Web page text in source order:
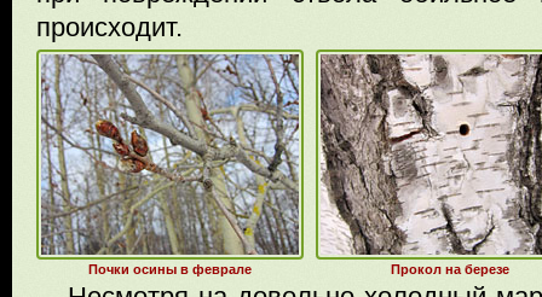
происходит.
Почки осины в феврале Прокол на березе